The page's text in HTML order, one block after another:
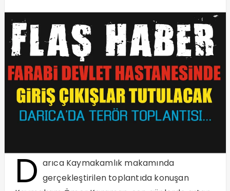
D arıca Kaymakamlık makamında
gerçekleştirilen toplantıda konuşan